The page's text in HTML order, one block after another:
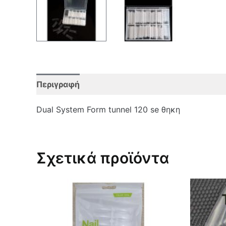
Περιγραφή
Dual System Form tunnel 120 se θηκη
Σχετικά προϊόντα
Αυτό
το
προϊόν
έχει